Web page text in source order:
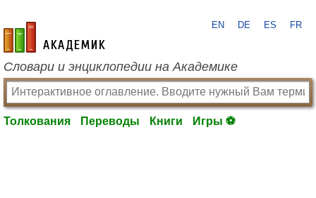
academic.ru
EN DE ES FR
Словари и энциклопедии на Академике
Толкования Переводы Книги Игры ⚽